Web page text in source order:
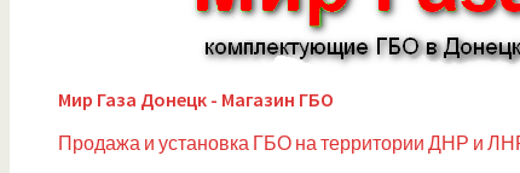
Мир Газа Донецк - Магазин ГБО
Продажа и установка ГБО на территории ДНР и